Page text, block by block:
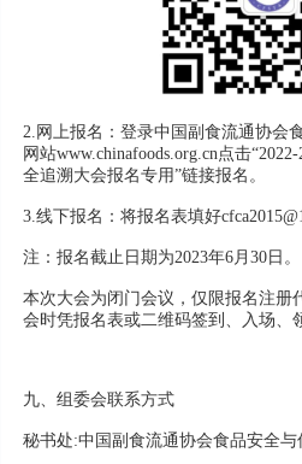
2.网上报名：登录中国副食流通协会
网站www.chinafoods.org.cn点击
全追溯大会报名专用”链接报名。
3.线下报名：将报名表填好
注：报名截止日期为2023年6月30日。
本次大会为闭门会议，仅限报名注册
会时凭报名表或二维码签到、入场、
九、组委会联系方式
秘书处:中国副食流通协会食品安全与